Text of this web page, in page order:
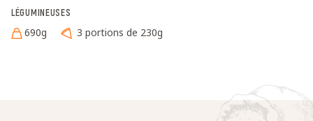
LÉGUMINEUSES
690g 3 portions de 230g